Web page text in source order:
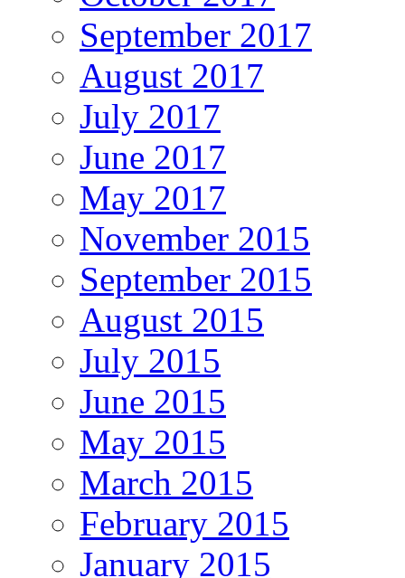
September 2017
August 2017
July 2017
June 2017
May 2017
November 2015
September 2015
August 2015
July 2015
June 2015
May 2015
March 2015
February 2015
January 2015